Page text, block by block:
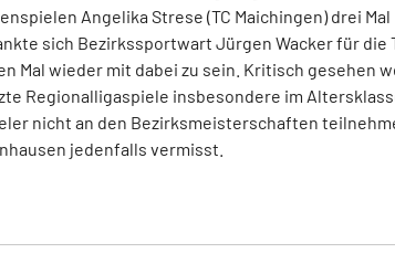
Angelika Strese (TC Maichingen) drei Mal
sich Bezirkssportwart Jürgen Wacker für die
Mal wieder mit dabei zu sein. Kritisch gesehen
Regionalligaspiele insbesondere im
nicht an den Bezirksmeisterschaften
jedenfalls vermisst.